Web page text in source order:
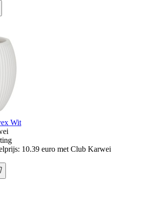
Wit
10.39 euro met Club Karwei